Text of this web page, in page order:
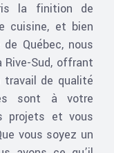
la finition de
cuisine, et bien
Québec, nous
Sud, offrant
de qualité
sont à votre
projets et vous
vous soyez un